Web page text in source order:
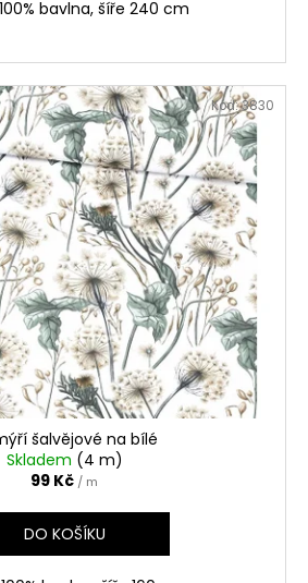
bavlna, šíře 240 cm
šalvějové na bílé
Skladem (4 m)
99 Kč / m
DO KOŠÍKU
Kód:3830